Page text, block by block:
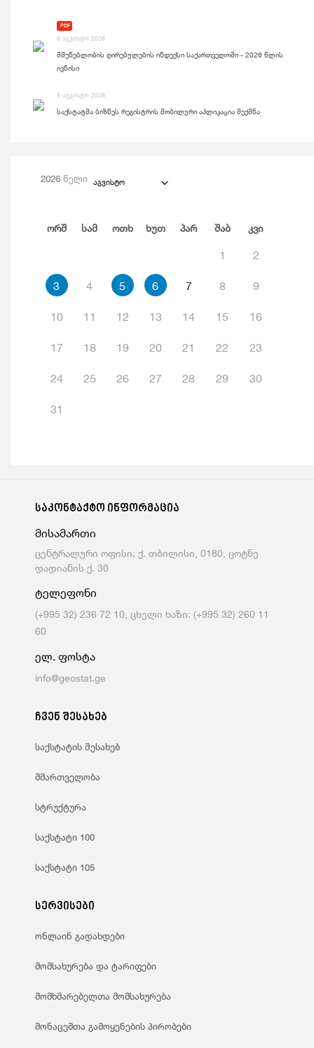
PDF
6 აგვისტო 2026
მშენებლობის ღირებულების ინდექსი საქართველოში - 2026 წლის
ივნისი
5 აგვისტო 2026
საქსტატმა ბიზნეს რეგისტრის მობილური აპლიკაცია შექმნა
2026წელი აგვისტო
Ორშ Სამ Ოთხ Ხუთ Პარ Შაბ Კვი
1 2
3 4 5 6 7 8 9
10 11 12 13 14 15 16
17 18 19 20 21 22 23
24 25 26 27 28 29 30
31
საკონტაქტო ინფორმაცია
მისამართი
ცენტრალური ოფისი: ქ. თბილისი, 0180, ცოტნე
დადიანის ქ. 30
ტელეფონი
(+995 32) 236 72 10, ცხელი ხაზი: (+995 32) 260 11
60
ელ. ფოსტა
info@geostat.ge
ჩვენ შესახებ
საქსტატის შესახებ
მმართველობა
სტრუქტურა
საქსტატი 100
საქსტატი 105
სერვისები
ონლაინ გადახდები
მომსახურება და ტარიფები
მომხმარებელთა მომსახურება
მონაცემთა გამოყენების პირობები